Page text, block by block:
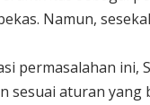
Namun,
permasalahan ini,
sesuai aturan yang